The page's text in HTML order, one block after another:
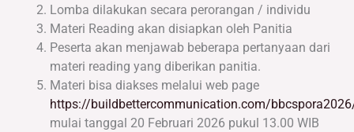
Lomba dilakukan secara perorangan / individu
Materi Reading akan disiapkan oleh Panitia
Peserta akan menjawab beberapa pertanyaan dari
materi reading yang diberikan panitia.
Materi bisa diakses melalui web page
https://buildbettercommunication.com/
mulai tanggal 20 Februari 2026 pukul 13.00 WIB